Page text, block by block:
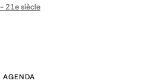
21e siècle
AGENDA